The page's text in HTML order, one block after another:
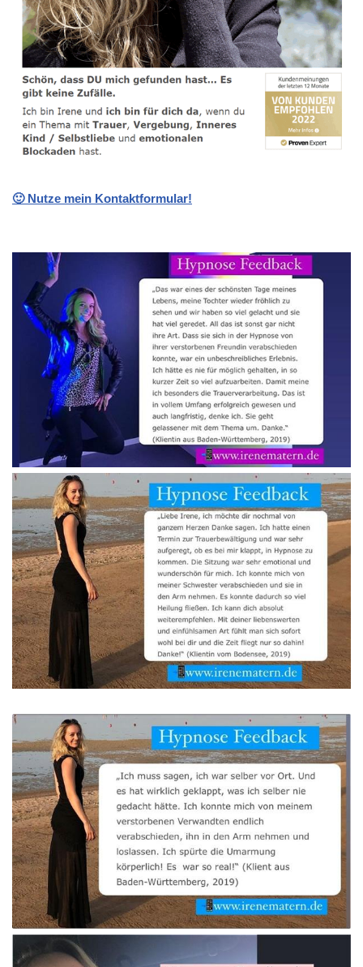
🙂 Nutze mein Kontaktformular!